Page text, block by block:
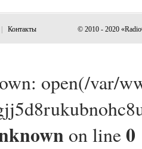
Контакты © 2010 - 2020
open(/var/
on line0